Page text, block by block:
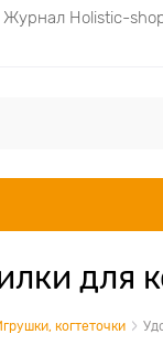
Журнал Holistic-
для
когтеточки